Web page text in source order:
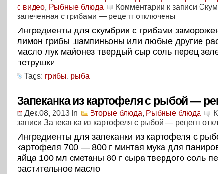
с видео, Рыбные блюда Комментарии к записи
запеченная с грибами — рецепт отключены
Ингредиенты для скумбрии с грибами
лимон грибы шампиньоны или любые другие
масло лук майонез твердый сыр соль перец
петрушки
Tags: грибы, рыба
Запеканка из картофеля с рыбой —
Дек.08, 2013 in Вторые блюда, Рыбные блюда
записи Запеканка из картофеля с рыбой — рецепт
Ингредиенты для запеканки из картофеля с
картофеля 700 — 800 г минтая мука для
яйца 100 мл сметаны 80 г сыра твердого соль
растительное масло